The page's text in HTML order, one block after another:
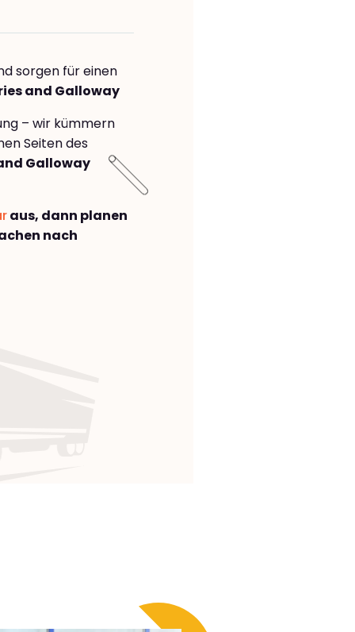
sorgen für einen
and Galloway
– wir kümmern
Seiten des
Galloway
aus, dann planen
nach